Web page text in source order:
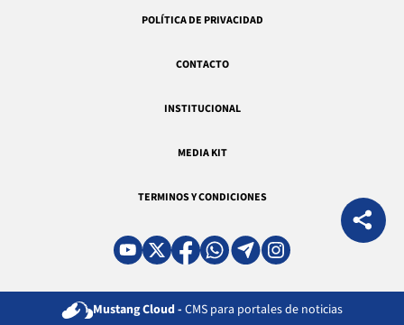
POLÍTICA DE PRIVACIDAD
CONTACTO
INSTITUCIONAL
MEDIA KIT
TERMINOS Y CONDICIONES
Mustang Cloud - CMS para portales de noticias